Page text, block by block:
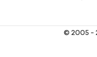
© 2005 -